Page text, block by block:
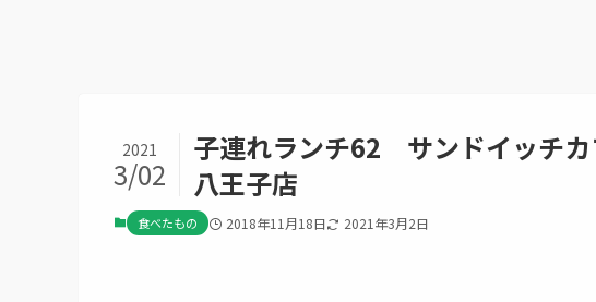
子連れランチ62 サンドイッチカ
八王子店
2021
3/02
食べたもの 2018年11月18日 2021年3月2日